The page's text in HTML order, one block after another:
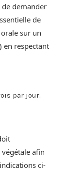
demander
de
sur un
en respectant
par jour.
afin
ci-